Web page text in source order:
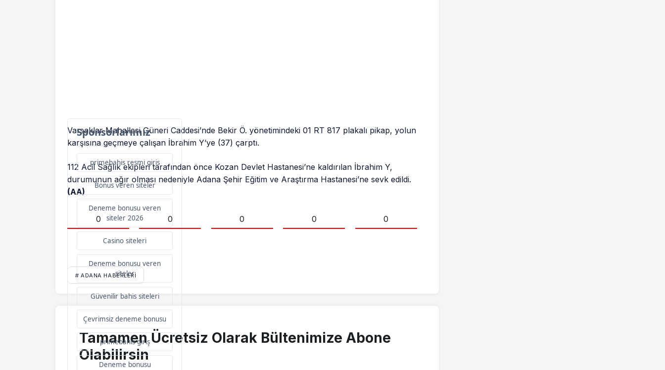
Sponsorlarımız
Bu içerik destekçileri
primebahis resmi giris
Bonus veren siteler
Deneme bonusu veren
siteler 2026
Casino siteleri
Deneme bonusu veren
siteler
Güvenilir bahis siteleri
Çevrimsiz deneme bonusu
primebahis giriş
Deneme bonusu
Varsaklar Mahallesi Güneri Caddesi’nde Bekir Ö. yönetimindeki 01 RT 817 plakalı pikap, yolun
karşısına geçmeye çalışan İbrahim Y’ye (37) çarptı.
112 Acil Sağlık ekipleri tarafından önce Kozan Devlet Hastanesi’ne kaldırılan İbrahim Y,
durumunun ağır olması nedeniyle Adana Şehir Eğitim ve Araştırma Hastanesi’ne sevk edildi.
(AA)
0 0 0 0 0
# ADANA HABERLERI
Tamamen Ücretsiz Olarak Bültenimize Abone
Olabilirsin